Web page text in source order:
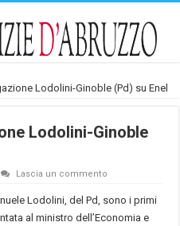
Lodolini-Ginoble (Pd) su Enel
Lodolini-Ginoble
Lascia un commento
Lodolini, del Pd, sono i primi
al ministro dell’Economia e